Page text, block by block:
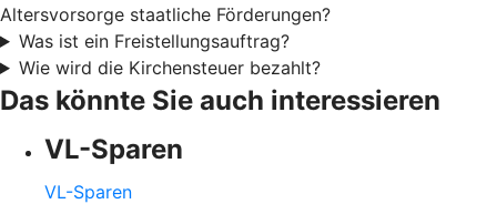
Altersvorsorge staatliche Förderungen?
Was ist ein Freistellungsauftrag?
Wie wird die Kirchensteuer bezahlt?
Das könnte Sie auch interessieren
VL-Sparen
VL-Sparen